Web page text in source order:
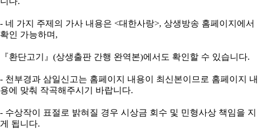
- 네 가지 주제의 가사 내용은 <대한사랑>, 상생방송 홈페이지에서
확인 가능하며,
『환단고기』(상생출판 간행 완역본)에서도 확인할 수 있습니다.
- 천부경과 삼일신고는 홈페이지 내용이 최신본이므로 홈페이지 내
용에 맞춰 작곡해주시기 바랍니다.
- 수상작이 표절로 밝혀질 경우 시상금 회수 및 민형사상 책임을 지
게 됩니다.